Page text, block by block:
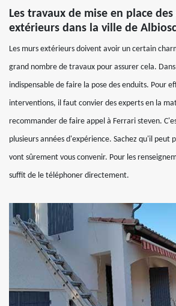
Les travaux de mise en place
extérieurs dans la ville de
Les murs extérieurs doivent avoir un certain
grand nombre de travaux pour assurer cela.
indispensable de faire la pose des enduits. Pour
interventions, il faut convier des experts en la
recommander de faire appel à Ferrari steven.
plusieurs années d'expérience. Sachez qu'il peut
vont sûrement vous convenir. Pour les
suffit de le téléphoner directement.